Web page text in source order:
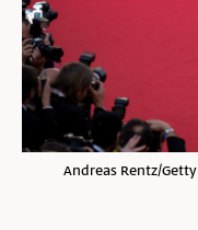
אל פנינג בשמלה של בית האופנה ולנטינו | צילום: Andreas Rentz/Getty